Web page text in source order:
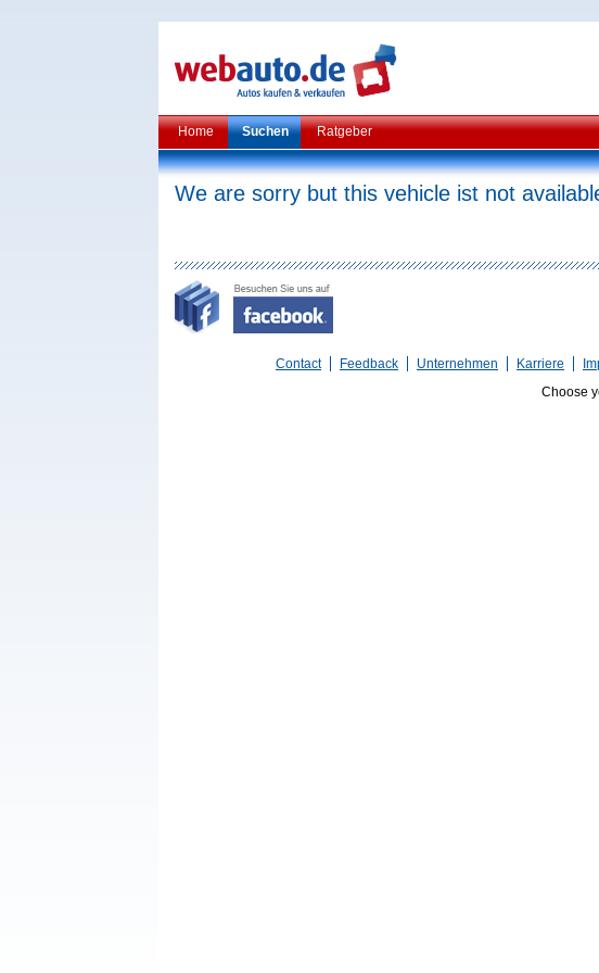
Home Suchen Ratgeber
We are sorry but this vehicle ist not
Contact
Feedback Unternehmen Karriere
Choose